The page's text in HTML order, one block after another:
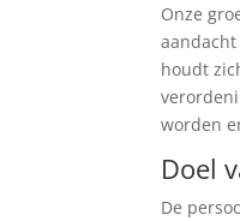
Onze
houdt
worden
Doel
De